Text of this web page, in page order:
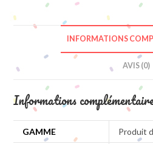
INFORMATIONS
AVIS (0)
Informations
GAMME Produit